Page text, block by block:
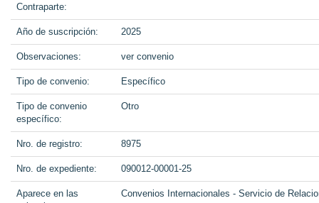
Contraparte:
Año de suscripción: 2025
Observaciones: ver convenio
Tipo de convenio: Específico
Tipo de convenio
específico:
Otro
Nro. de registro: 8975
Nro. de expediente: 090012-00001-25
Aparece en las
Convenios Internacionales - Servicio de